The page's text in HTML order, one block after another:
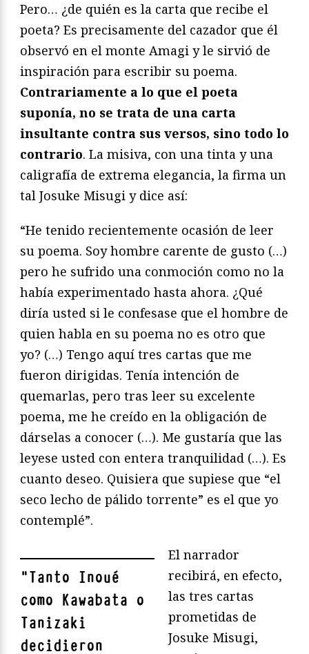
Pero… ¿de quién es la carta que recibe el
poeta? Es precisamente del cazador que él
observó en el monte Amagi y le sirvió de
inspiración para escribir su poema.
Contrariamente a lo que el poeta
suponía, no se trata de una carta
insultante contra sus versos, sino todo lo
contrario. La misiva, con una tinta y una
caligrafía de extrema elegancia, la firma un
tal Josuke Misugi y dice así:
“He tenido recientemente ocasión de leer
su poema. Soy hombre carente de gusto (…)
pero he sufrido una conmoción como no la
había experimentado hasta ahora. ¿Qué
diría usted si le confesase que el hombre de
quien habla en su poema no es otro que
yo? (…) Tengo aquí tres cartas que me
fueron dirigidas. Tenía intención de
quemarlas, pero tras leer su excelente
poema, me he creído en la obligación de
dárselas a conocer (…). Me gustaría que las
leyese usted con entera tranquilidad (…). Es
cuanto deseo. Quisiera que supiese que “el
seco lecho de pálido torrente” es el que yo
contemplé”.
"Tanto Inoué
como Kawabata o
Tanizaki
decidieron
El narrador
recibirá, en efecto,
las tres cartas
prometidas de
Josuke Misugi,